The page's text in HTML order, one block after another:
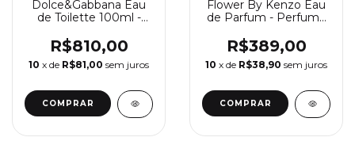
Dolce&Gabbana Eau
de Toilette 100ml -
Dolce&Gabbana
R$810,00
10 x de R$81,00 sem juros
COMPRAR
Flower By Kenzo Eau
de Parfum - Perfume
R$389,00
10 x de R$38,90 sem juros
COMPRAR